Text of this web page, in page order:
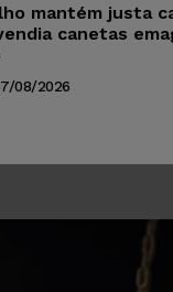
mantém justa
canetas
08/2026